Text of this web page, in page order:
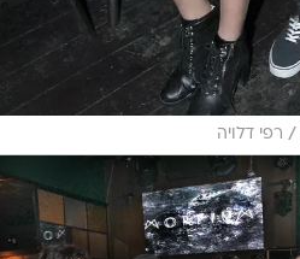
/ רפי דלויה